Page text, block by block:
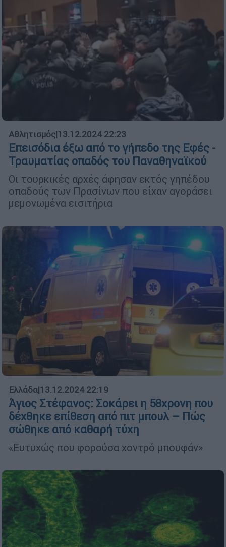
Αθλητισμός|13.12.2024 22:23
Επεισόδια έξω από το γήπεδο της Εφές -
Τραυματίας οπαδός του Παναθηναϊκού
Οι τουρκικές αρχές άφησαν εκτός γηπέδου
οπαδούς των Πρασίνων που είχαν αγοράσει
μεμονωμένα εισιτήρια
Ελλάδα|13.12.2024 22:19
Άγιος Στέφανος: Σοκάρει η 58χρονη που
δέχθηκε επίθεση από πιτ μπουλ – Πώς
σώθηκε από καθαρή τύχη
«Ευτυχώς που φορούσα χοντρό μπουφάν»